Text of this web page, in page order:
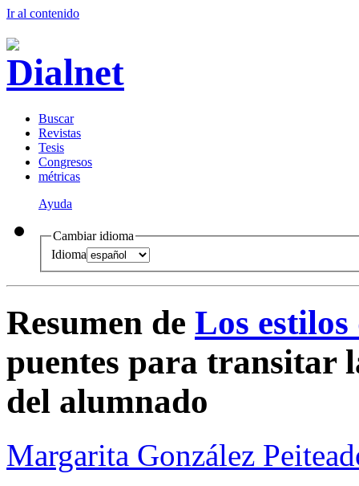
Ir al contenido
Buscar
Revistas
Tesis
Congresos
métricas
Ayuda
Cambiar idioma
Idioma
Resumen de Los estilos
puentes para transitar
del alumnado
Margarita González